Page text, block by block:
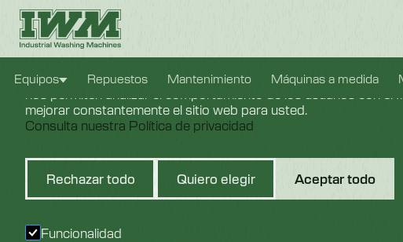
Equipos Repuestos Mantenimiento Máquinas a medida
Configuración de cookies
Usamos cookies para brindarle la mejor experiencia posible.
mejorar constantemente el sitio web para usted.
Consulta nuestra Política de privacidad
Rechazar todo Quiero elegir Aceptar todo
Funcionalidad